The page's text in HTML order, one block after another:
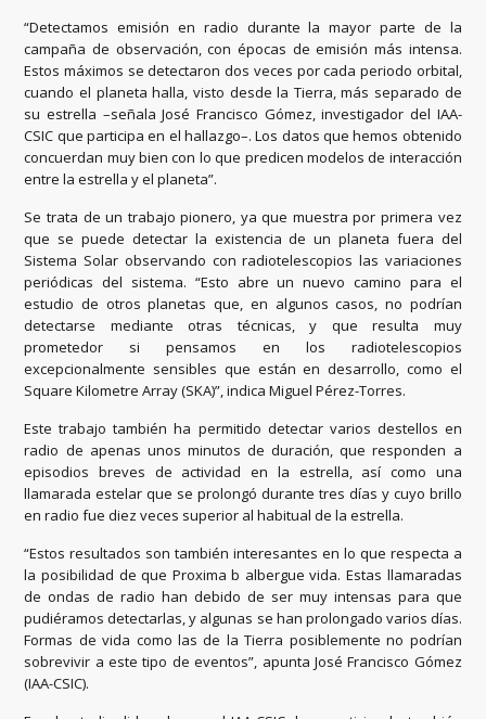
“Detectamos emisión en radio durante la mayor parte de la
campaña de observación, con épocas de emisión más intensa.
Estos máximos se detectaron dos veces por cada periodo orbital,
cuando el planeta halla, visto desde la Tierra, más separado de
su estrella –señala José Francisco Gómez, investigador del IAA-
CSIC que participa en el hallazgo–. Los datos que hemos obtenido
concuerdan muy bien con lo que predicen modelos de interacción
entre la estrella y el planeta”.
Se trata de un trabajo pionero, ya que muestra por primera vez
que se puede detectar la existencia de un planeta fuera del
Sistema Solar observando con radiotelescopios las variaciones
periódicas del sistema. “Esto abre un nuevo camino para el
estudio de otros planetas que, en algunos casos, no podrían
detectarse mediante otras técnicas, y que resulta muy
prometedor si pensamos en los radiotelescopios
excepcionalmente sensibles que están en desarrollo, como el
Square Kilometre Array (SKA)”, indica Miguel Pérez-Torres.
Este trabajo también ha permitido detectar varios destellos en
radio de apenas unos minutos de duración, que responden a
episodios breves de actividad en la estrella, así como una
llamarada estelar que se prolongó durante tres días y cuyo brillo
en radio fue diez veces superior al habitual de la estrella.
“Estos resultados son también interesantes en lo que respecta a
la posibilidad de que Proxima b albergue vida. Estas llamaradas
de ondas de radio han debido de ser muy intensas para que
pudiéramos detectarlas, y algunas se han prolongado varios días.
Formas de vida como las de la Tierra posiblemente no podrían
sobrevivir a este tipo de eventos”, apunta José Francisco Gómez
(IAA-CSIC).